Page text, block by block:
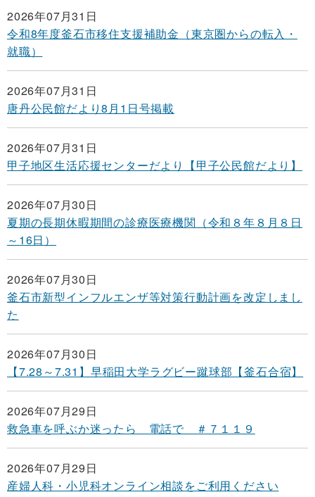
2026年07月31日
令和8年度釜石市移住支援補助金（東京圏からの転入・
就職）
2026年07月31日
唐丹公民館だより8月1日号掲載
2026年07月31日
甲子地区生活応援センターだより【甲子公民館だより】
2026年07月30日
夏期の長期休暇期間の診療医療機関（令和８年８月８日
～16日）
2026年07月30日
釜石市新型インフルエンザ等対策行動計画を改定しまし
た
2026年07月30日
【7.28～7.31】早稲田大学ラグビー蹴球部【釜石合宿】
2026年07月29日
救急車を呼ぶか迷ったら 電話で ＃７１１９
2026年07月29日
産婦人科・小児科オンライン相談をご利用ください